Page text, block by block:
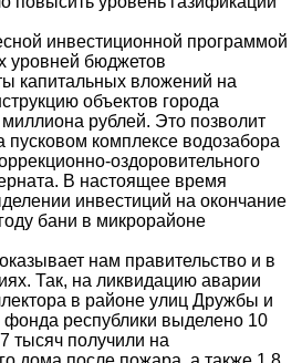
инвестиционной программой
уровней бюджетов
капитальных вложений на
объектов города
рублей. Это позволит
пусковом комплексе водозабора
оздоровительного
В настоящее время
инвестиций на окончание
бани в микрорайоне
нам правительство и в
Так, на ликвидацию аварии
в районе улиц Дружбы и
фонда республики выделено 10
тысяч получили на